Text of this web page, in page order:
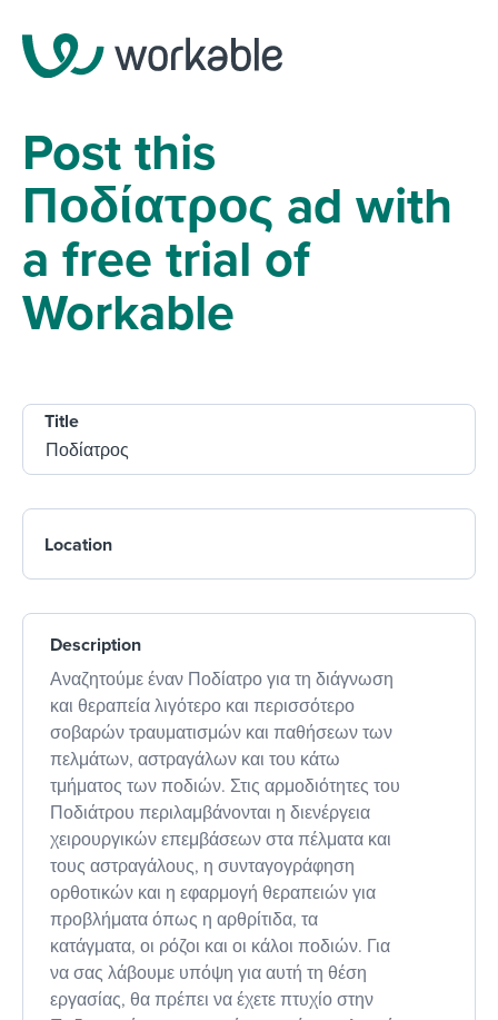
Post this
Ποδίατρος ad with
a free trial of
Workable
Title
Location
Description
Αναζητούμε έναν Ποδίατρο για τη διάγνωση
και θεραπεία λιγότερο και περισσότερο
σοβαρών τραυματισμών και παθήσεων των
πελμάτων, αστραγάλων και του κάτω
τμήματος των ποδιών. Στις αρμοδιότητες του
Ποδιάτρου περιλαμβάνονται η διενέργεια
χειρουργικών επεμβάσεων στα πέλματα και
τους αστραγάλους, η συνταγογράφηση
ορθοτικών και η εφαρμογή θεραπειών για
προβλήματα όπως η αρθρίτιδα, τα
κατάγματα, οι ρόζοι και οι κάλοι ποδιών. Για
να σας λάβουμε υπόψη για αυτή τη θέση
εργασίας, θα πρέπει να έχετε πτυχίο στην